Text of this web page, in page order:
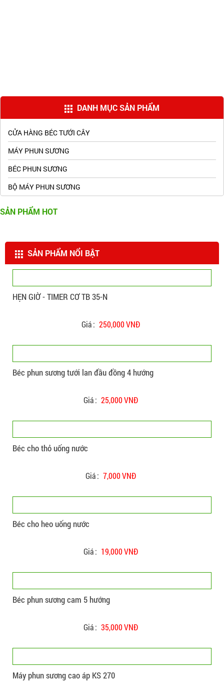
DANH MỤC SẢN PHẨM
CỬA HÀNG BÉC TƯỚI CÂY
MÁY PHUN SƯƠNG
BÉC PHUN SƯƠNG
BỘ MÁY PHUN SƯƠNG
SẢN PHẨM HOT
SẢN PHẨM NỔI BẬT
HẸN GIỜ - TIMER CƠ TB 35-N
Giá : 250,000 VNĐ
Béc phun sương tưới lan đầu đồng 4 hướng
Giá : 25,000 VNĐ
Béc cho thỏ uống nước
Giá : 7,000 VNĐ
Béc cho heo uống nước
Giá : 19,000 VNĐ
Béc phun sương cam 5 hướng
Giá : 35,000 VNĐ
Máy phun sương cao áp KS 270